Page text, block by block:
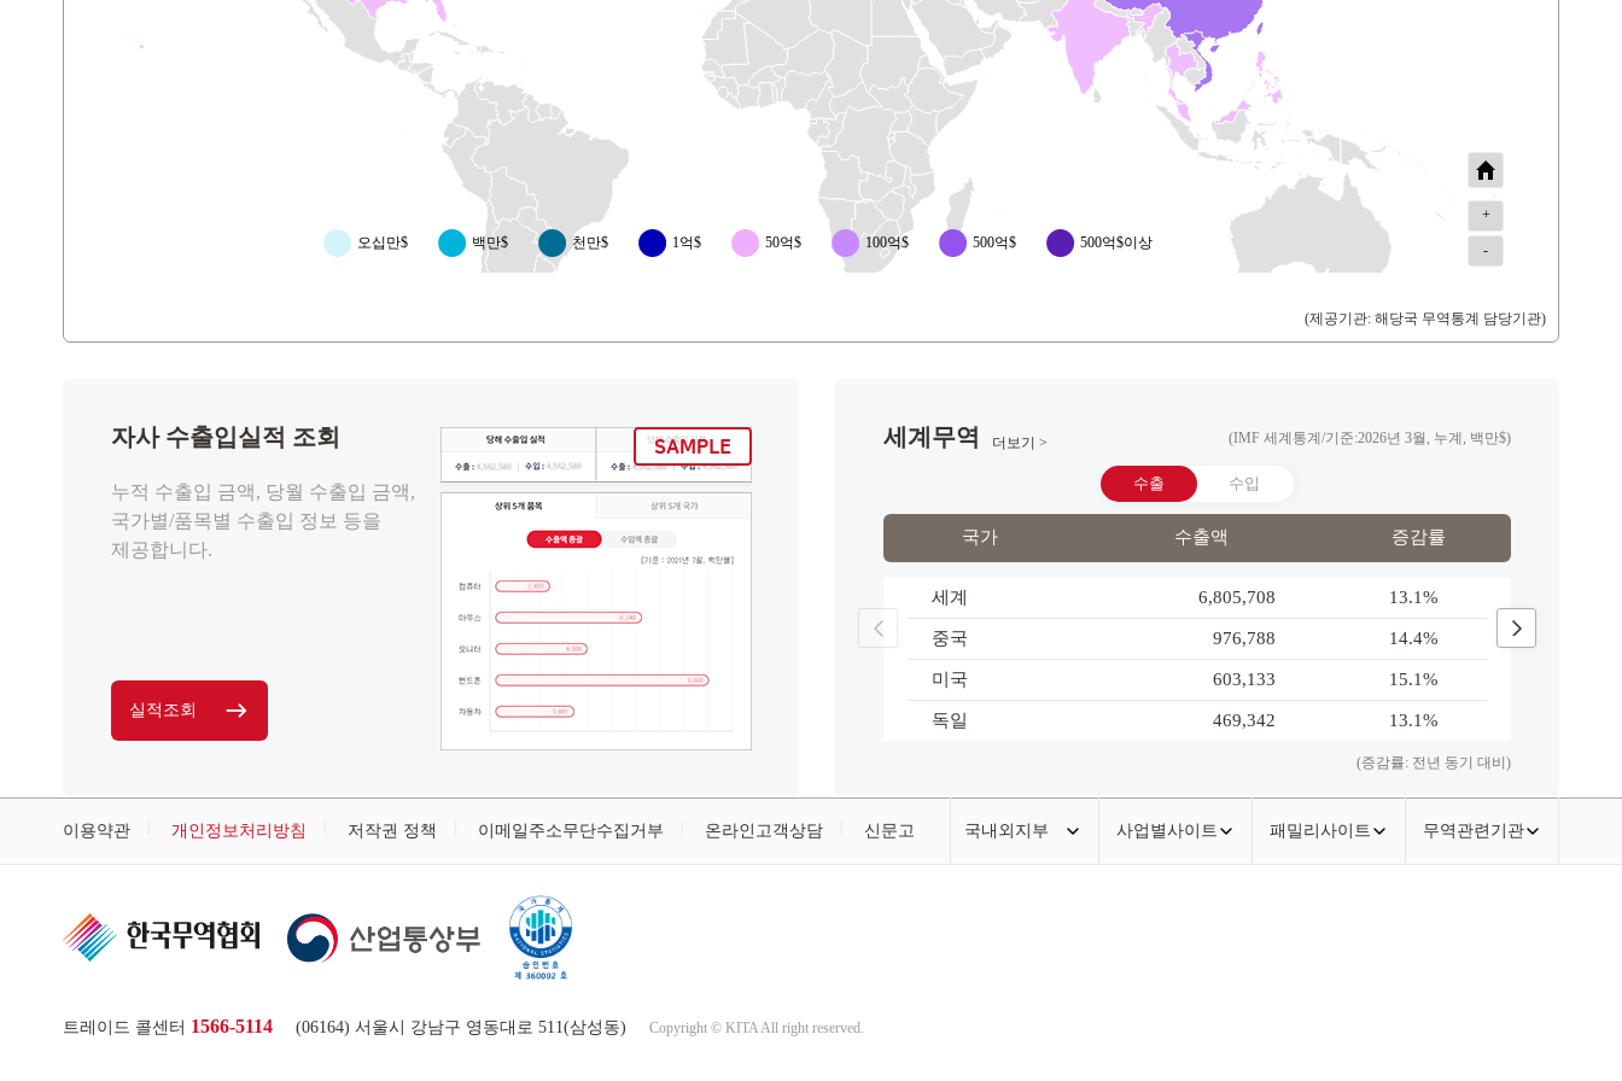
+
-
오십만$ 백만$ 천만$ 1억$ 50억$ 100억$ 500억$ 500억$이상
싱가포르
미국
태국
(제공기관: 해당국 무역통계 담당기관)
자사 수출입실적 조회
누적 수출입 금액, 당월 수출입 금액,
국가별/품목별 수출입 정보 등을
제공합니다.
실적조회
세계무역 (IMF 세계통계/기준:2026년 3월, 누계, 백만$)
수출 수입
국가 수출액 증감률
세계 6,805,708 13.1%
중국 976,788 14.4%
미국 603,133 15.1%
독일 469,342 13.1%
‹ ›
(증감률: 전년 동기 대비)
더보기 >
이용약관 개인정보처리방침 저작권 정책 이메일주소무단수집거부 온라인고객상담 신문고 국내외지부 사업별사이트 패밀리사이트 무역관련기관
트레이드 콜센터 1566-5114 (06164) 서울시 강남구 영동대로 511(삼성동) Copyright © KITA All right reserved.